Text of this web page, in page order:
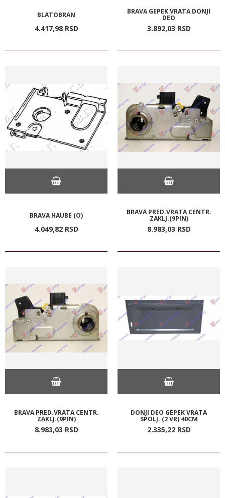
BLATOBRAN
4.417,98 RSD
BRAVA GEPEK VRATA DONJI
DEO
3.892,03 RSD
BRAVA HAUBE (O)
4.049,82 RSD
BRAVA PRED.VRATA CENTR.
ZAKLJ.(9PIN)
8.983,03 RSD
BRAVA PRED.VRATA CENTR.
ZAKLJ.(9PIN)
8.983,03 RSD
DONJI DEO GEPEK VRATA
SPOLJ. (2 VR) 40CM
2.335,22 RSD